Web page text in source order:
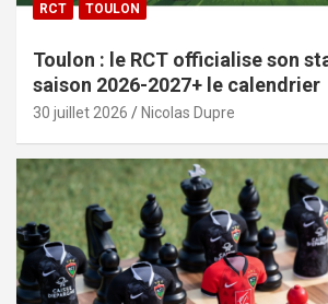
RCT TOULON
Toulon : le RCT officialise son
saison 2026-2027+ le calendrier
30 juillet 2026 Nicolas Dupre